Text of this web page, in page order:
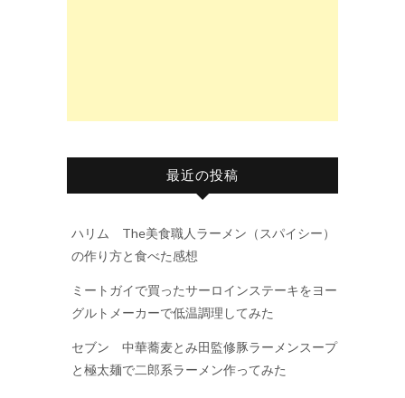
最近の投稿
ハリム The美食職人ラーメン（スパイシー）
の作り方と食べた感想
ミートガイで買ったサーロインステーキをヨー
グルトメーカーで低温調理してみた
セブン 中華蕎麦とみ田監修豚ラーメンスープ
と極太麺で二郎系ラーメン作ってみた